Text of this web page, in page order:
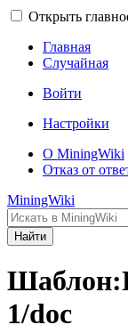
Открыть
Главная
Случайная
Войти
Настройки
О MiningWiki
Отказ от
MiningWiki
Найти
1/doc